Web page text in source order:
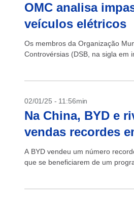
OMC analisa
veículos elétricos
Os membros da Organização
Controvérsias (DSB, na sigla em
02/01/25 - 11:56min
Na China, BYD e
vendas recordes
A BYD vendeu um número
que se beneficiarem de um